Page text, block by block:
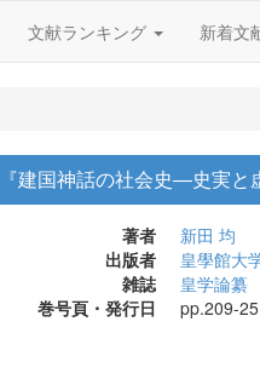
文献ランキング 新着文
建国神話の社会史―史実
著者
新田 均
出版者
皇學館大
雑誌
皇学論纂
巻号頁・発行日
pp.209-